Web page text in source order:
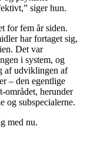
siger hun.
for fem år siden.
har fortaget sig,
Det var
i system, og
af udviklingen af
– den egentlige
området, herunder
og subspecialerne.
med nu.